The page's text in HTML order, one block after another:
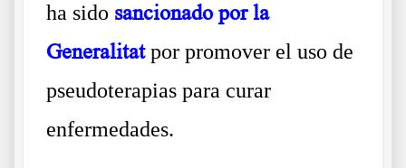
ha sido sancionado por la
Generalitatpor promover el uso de
pseudoterapias para curar
enfermedades.